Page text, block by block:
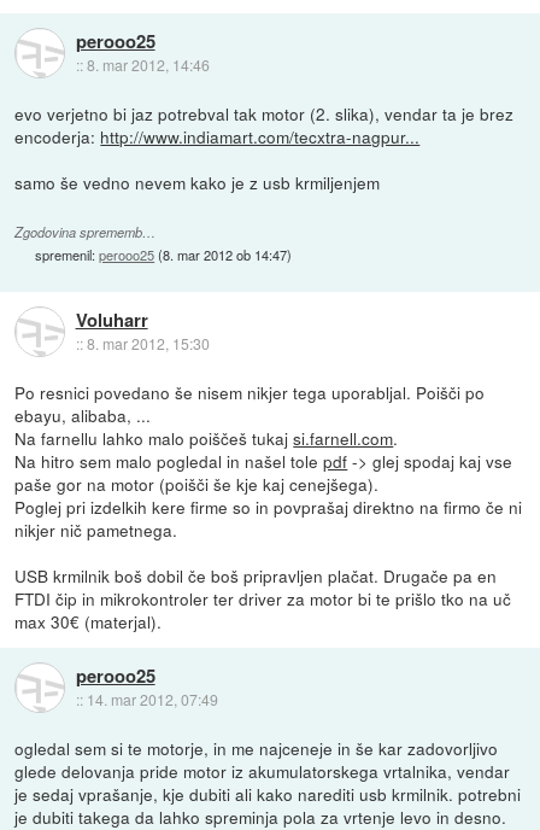
perooo25
::8. mar 2012, 14:46
evo verjetno bi jaz potrebval tak motor (2. slika), vendar ta je brez
encoderja: http://www.indiamart.com/tecxtra-nagpur...
samo še vedno nevem kako je z usb krmiljenjem
Zgodovina sprememb…
spremenil:perooo25(8. mar 2012 ob 14:47)
Voluharr
::8. mar 2012, 15:30
Po resnici povedano še nisem nikjer tega uporabljal. Poišči po
ebayu, alibaba, ...
Na farnellu lahko malo poiščeš tukajsi.farnell.com.
Na hitro sem malo pogledal in našel tolepdf -> glej spodaj kaj vse
paše gor na motor (poišči še kje kaj cenejšega).
Poglej pri izdelkih kere firme so in povprašaj direktno na firmo če ni
nikjer nič pametnega.
USB krmilnik boš dobil če boš pripravljen plačat. Drugače pa en
FTDI čip in mikrokontroler ter driver za motor bi te prišlo tko na uč
max 30€ (materjal).
perooo25
:: 14. mar 2012, 07:49
ogledal sem si te motorje, in me najceneje in še kar zadovorljivo
glede delovanja pride motor iz akumulatorskega vrtalnika, vendar
je sedaj vprašanje, kje dubiti ali kako narediti usb krmilnik. potrebni
je dubiti takega da lahko spreminja pola za vrtenje levo in desno.